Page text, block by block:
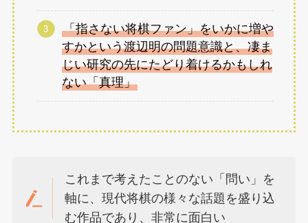
「指さない将棋ファン」をいかに増や
すかという渡辺明の問題意識と、凄ま
じい研究の先にたどり着けるかもしれ
ない「真理」
これまで考えたことのない「問い」を
軸に、現代将棋の様々な話題を盛り込
む作品であり、非常に面白い